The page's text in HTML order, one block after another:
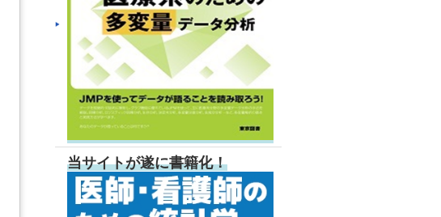
当サイトが遂に書籍化！